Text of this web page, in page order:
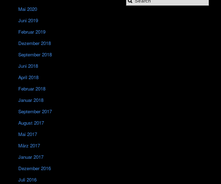
Mai 2020
Juni 2019
Februar 2019
Dezember 2018
September 2018
Juni 2018
April 2018
Februar 2018
Januar 2018
September 2017
August 2017
Mai 2017
März 2017
Januar 2017
Dezember 2016
Juli 2016